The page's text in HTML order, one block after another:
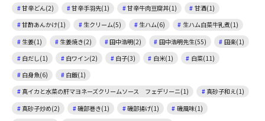
甘辛どん(2)
甘辛手羽先(1) 甘辛牛肉豆腐丼(1)
甘酒(1)
甘酢あんかけ(1)
生クリーム(5) 生ハム(6)
生ハム白菜牛乳煮(1)
生姜(1)
生姜焼き(2) 田中浩明(2) 田中浩明先生(55)
田楽(1)
白だし(1)
白ワイン(2) 白子(3) 白米(1)
白菜(11)
白身魚(6)
白飯(1)
真イカと水菜の肝マヨネーズクリームソース フェデリーニ(1)
真砂子和え(1)
真砂子炒め(2)
磯部巻き(1) 磯部揚げ(1)
磯風味(1)